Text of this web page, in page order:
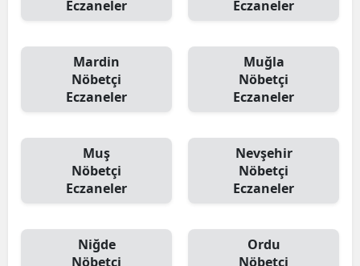
Eczaneler Eczaneler
Mardin
Nöbetçi
Eczaneler
Muğla
Nöbetçi
Eczaneler
Muş
Nöbetçi
Eczaneler
Nevşehir
Nöbetçi
Eczaneler
Niğde
Nöbetçi
Ordu
Nöbetçi